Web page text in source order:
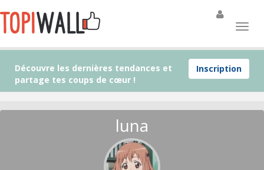
Inscription
Découvre les dernières tendances et
partage tes coups de cœur !
luna